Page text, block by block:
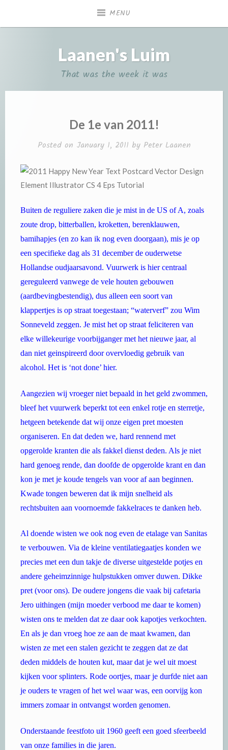
MENU
Laanen's Luim
That was the week it was
De 1e van 2011!
Posted on January 1, 2011 by Peter Laanen
Buiten de reguliere zaken die je mist in de US of A, zoals
zoute drop, bitterballen, kroketten, berenklauwen,
bamihapjes (en zo kan ik nog even doorgaan), mis je op
een specifieke dag als 31 december de ouderwetse
Hollandse oudjaarsavond. Vuurwerk is hier centraal
gereguleerd vanwege de vele houten gebouwen
(aardbevingbestendig), dus alleen een soort van
klappertjes is op straat toegestaan; “waterverf” zou Wim
Sonneveld zeggen. Je mist het op straat feliciteren van
elke willekeurige voorbijganger met het nieuwe jaar, al
dan niet geinspireerd door overvloedig gebruik van
alcohol. Het is ‘not done’ hier.
Aangezien wij vroeger niet bepaald in het geld zwommen,
bleef het vuurwerk beperkt tot een enkel rotje en sterretje,
hetgeen betekende dat wij onze eigen pret moesten
organiseren. En dat deden we, hard rennend met
opgerolde kranten die als fakkel dienst deden. Als je niet
hard genoeg rende, dan doofde de opgerolde krant en dan
kon je met je koude tengels van voor af aan beginnen.
Kwade tongen beweren dat ik mijn snelheid als
rechtsbuiten aan voornoemde fakkelraces te danken heb.
Al doende wisten we ook nog even de etalage van Sanitas
te verbouwen. Via de kleine ventilatiegaatjes konden we
precies met een dun takje de diverse uitgestelde potjes en
andere geheimzinnige hulpstukken omver duwen. Dikke
pret (voor ons). De oudere jongens die vaak bij cafetaria
Jero uithingen (mijn moeder verbood me daar te komen)
wisten ons te melden dat ze daar ook kapotjes verkochten.
En als je dan vroeg hoe ze aan de maat kwamen, dan
wisten ze met een stalen gezicht te zeggen dat ze dat
deden middels de houten kut, maar dat je wel uit moest
kijken voor splinters. Rode oortjes, maar je durfde niet aan
je ouders te vragen of het wel waar was, een oorvijg kon
immers zomaar in ontvangst worden genomen.
Onderstaande feestfoto uit 1960 geeft een goed sfeerbeeld
van onze families in die jaren.